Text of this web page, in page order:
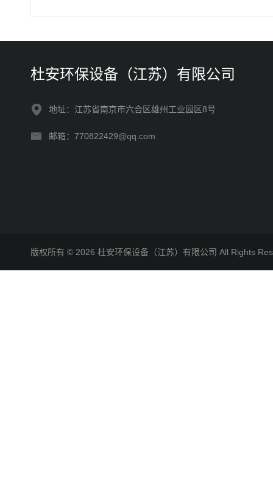
杜安环保设备（江苏）有限公司
地址：江苏省南京市六合区雄州工业园区8号
邮箱：770822429@qq.com
版权所有 © 2026 杜安环保设备（江苏）有限公司 All Rights